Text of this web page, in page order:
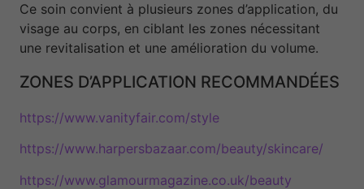
Ce soin convient à plusieurs zones d’application, du
visage au corps, en ciblant les zones nécessitant
une revitalisation et une amélioration du volume.
ZONES D’APPLICATION RECOMMANDÉES
https://www.vanityfair.com/style
https://www.harpersbazaar.com/beauty/skincare/
https://www.glamourmagazine.co.uk/beauty